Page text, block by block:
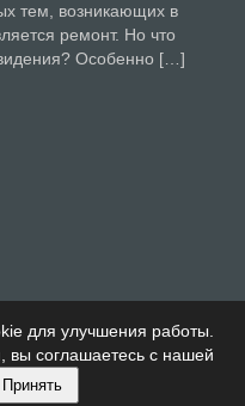
для улучшения работы.
вы соглашаетесь с нашей
Принять
тем, возникающих в
ремонт. Но что
Особенно […]
сад